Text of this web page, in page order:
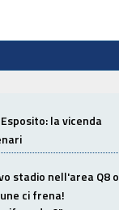
la vicenda
stadio nell'area Q8 o
ci frena!